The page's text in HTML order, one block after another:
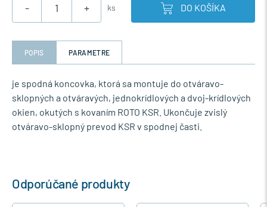
- + ks DO KOŠÍKA
POPIS PARAMETRE
je spodná koncovka, ktorá sa montuje do otváravo-
sklopných a otváravých, jednokrídlových a dvoj-krídlových
okien, okutých s kovaním ROTO KSR. Ukončuje zvislý
otváravo-sklopný prevod KSR v spodnej časti.
Odporúčané produkty